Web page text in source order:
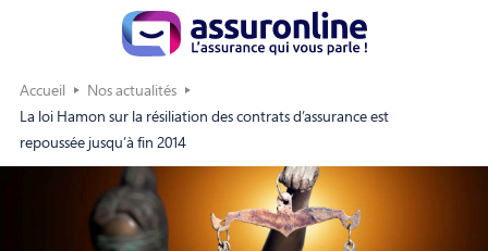
Accueil
Nos actualités
La loi Hamon sur la résiliation des contrats d’assurance est
repoussée jusqu’à fin 2014